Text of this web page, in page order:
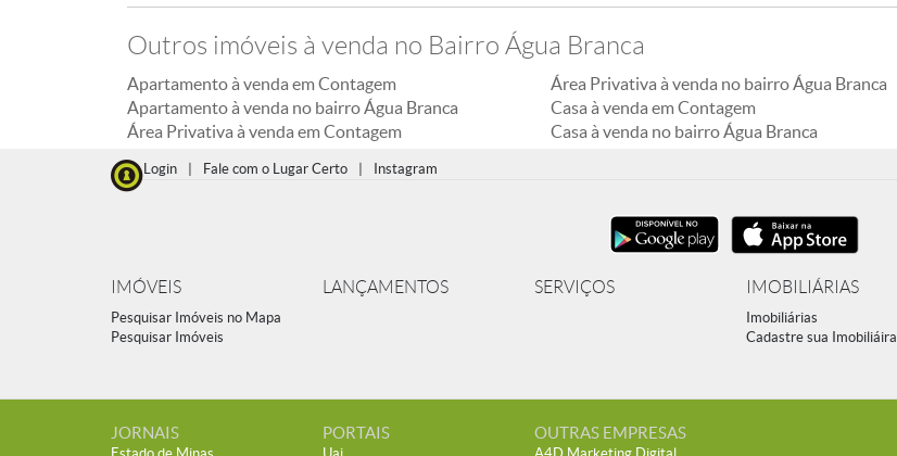
Outros imóveis à venda no Bairro Água Branca
Apartamento à venda em Contagem
Apartamento à venda no bairro Água Branca
Área Privativa à venda em Contagem
Área Privativa à venda no bairro Água Branca
Casa à venda em Contagem
Casa à venda no bairro Água Branca
Login Fale com o Lugar Certo Instagram
IMÓVEIS
Pesquisar Imóveis no Mapa
Pesquisar Imóveis
LANÇAMENTOS SERVIÇOS IMOBILIÁRIAS
Imobiliárias
Cadastre sua Imobiliáira
JORNAIS PORTAIS OUTRAS EMPRESAS